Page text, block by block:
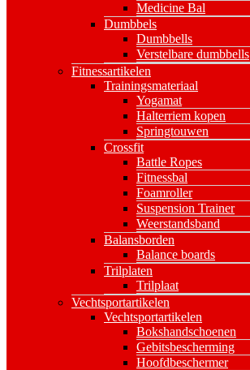
Medicine Bal
Dumbbels
Dumbbells
Verstelbare dumbbells
Fitnessartikelen
Trainingsmateriaal
Yogamat
Halterriem kopen
Springtouwen
Crossfit
Battle Ropes
Fitnessbal
Foamroller
Suspension Trainer
Weerstandsband
Balansborden
Balance boards
Trilplaten
Trilplaat
Vechtsportartikelen
Vechtsportartikelen
Bokshandschoenen
Gebitsbescherming
Hoofdbeschermer